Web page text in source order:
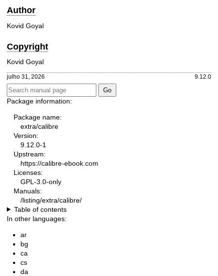
Author
Kovid Goyal
Copyright
Kovid Goyal
julho 31, 2026 9.12.0
Package information:
Package name:
extra/calibre
Version:
9.12.0-1
Upstream:
https://calibre-ebook.com
Licenses:
GPL-3.0-only
Manuals:
/listing/extra/calibre/
Table of contents
In other languages:
ar
bg
ca
cs
da